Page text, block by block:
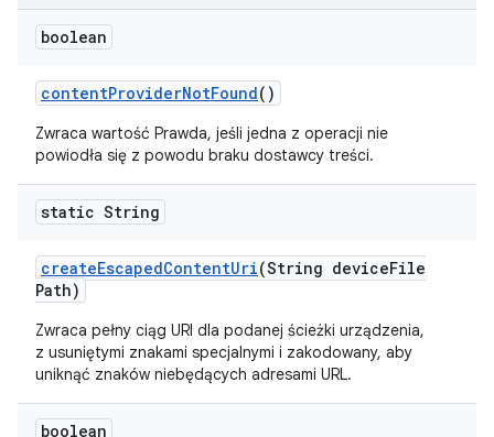
boolean
contentProviderNotFound()
Zwraca wartość Prawda, jeśli jedna z operacji nie
powiodła się z powodu braku dostawcy treści.
static String
createEscapedContentUri(String deviceFile
Path)
Zwraca pełny ciąg URI dla podanej ścieżki urządzenia,
z usuniętymi znakami specjalnymi i zakodowany, aby
uniknąć znaków niebędących adresami URL.
boolean